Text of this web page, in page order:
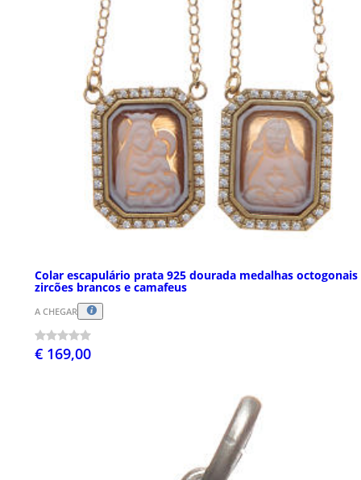
Colar escapulário prata 925 dourada medalhas octogonais
zircões brancos e camafeus
A CHEGAR
€ 169,00